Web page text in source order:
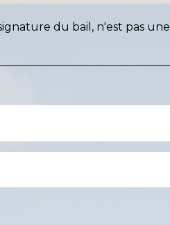
du bail, n'est pas une